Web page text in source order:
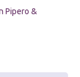
Pipero &